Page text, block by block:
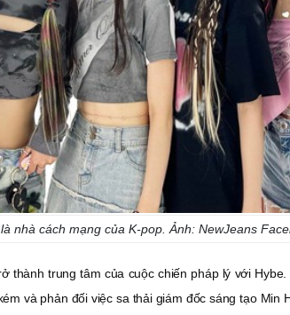
nhà cách mạng của K-pop. Ảnh: NewJeans
thành trung tâm của cuộc chiến pháp lý với
và phản đối việc sa thải giám đốc sáng tạo Min